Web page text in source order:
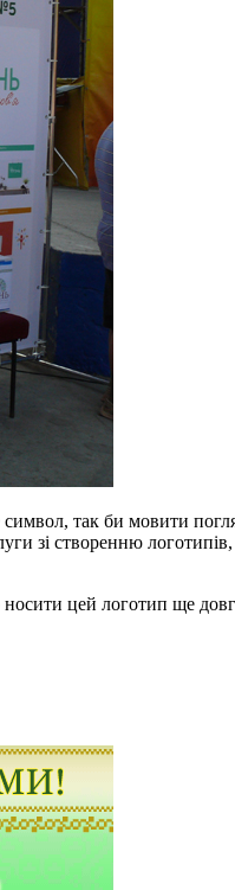
так би мовити
зі створенню
цей логотип ще